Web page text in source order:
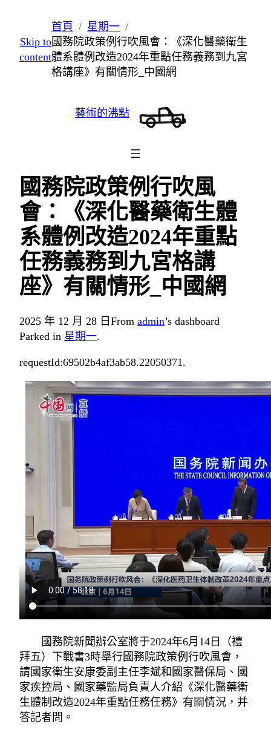
至
主
Skip to
content
首頁
星期一
國務院政策例行吹風會：《深化醫藥衛生
體系體例改造2024年重點任務義務到九宮
格講座》有關情形_中國網
藝術的沸點
國務院政策例行吹風
會：《深化醫藥衛生體
系體例改造2024年重點
任務義務到九宮格講
座》有關情形_中國網
2025 年 12 月 28 日 From admin’s dashboard
Parked in 星期一.
requestId:69502b4af3ab58.22050371.
國務院新聞辦公室將于2024年6月14日（禮
拜五）下戰書3時舉行國務院政策例行吹風會，
請國家衛生安康委副主任李斌和國家醫保局、國
家疾控局、國家藥監局負責人介紹《深化醫藥衛
生體制改造2024年重點任務任務》有關情況，并
答記者問。